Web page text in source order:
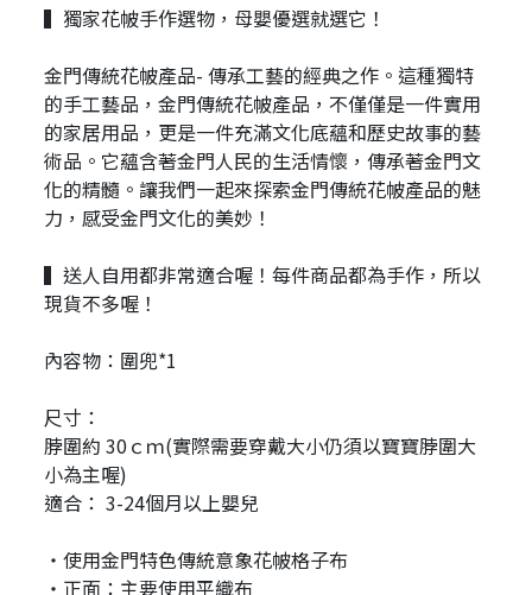
▍獨家花帔手作選物，母嬰優選就選它！
金門傳統花帔產品- 傳承工藝的經典之作。這種獨特
的手工藝品，金門傳統花帔產品，不僅僅是一件實用
的家居用品，更是一件充滿文化底蘊和歷史故事的藝
術品。它蘊含著金門人民的生活情懷，傳承著金門文
化的精髓。讓我們一起來探索金門傳統花帔產品的魅
力，感受金門文化的美妙！
▍送人自用都非常適合喔！每件商品都為手作，所以
現貨不多喔！
內容物：圍兜*1
尺寸：
脖圍約 30ｃｍ(實際需要穿戴大小仍須以寶寶脖圍大
小為主喔)
適合： 3-24個月以上嬰兒
・使用金門特色傳統意象花帔格子布
・正面：主要使用平織布